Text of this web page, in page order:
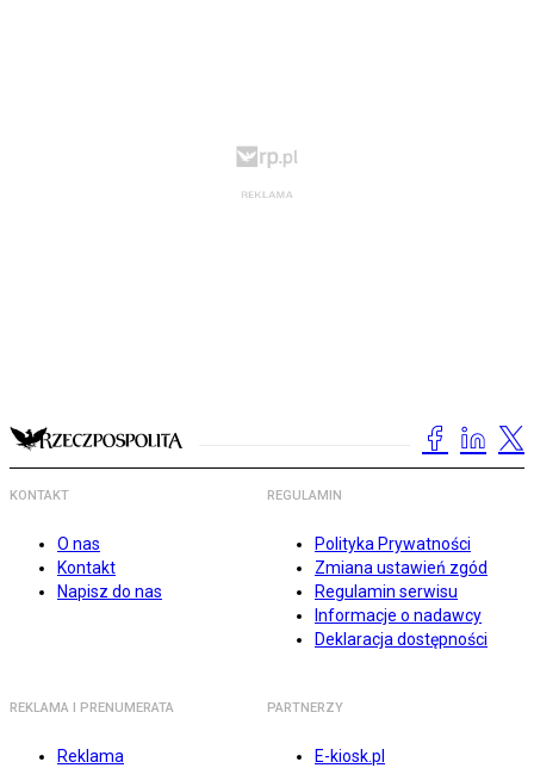
KONTAKT
O nas
Kontakt
Napisz do nas
REGULAMIN
Polityka Prywatności
Zmiana ustawień zgód
Regulamin serwisu
Informacje o nadawcy
Deklaracja dostępności
REKLAMA I PRENUMERATA
Reklama
PARTNERZY
E-kiosk.pl